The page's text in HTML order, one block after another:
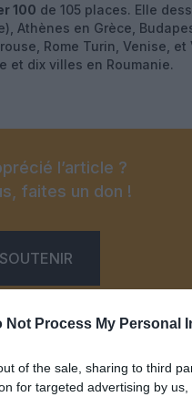
Not Process My Personal
of the sale, sharing to third
for targeted advertising by
100 de 105 places. Elle
Athènes en Grèce,
Rome Turin, Venise, et
et dix villes en Roumanie.
l’article ?
faites un don !